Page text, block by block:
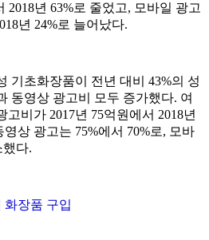
2018년 63%로 줄었고, 모바일 광고
년 24%로 늘어났다.
기초화장품이 전년 대비 43%의 성
동영상 광고비 모두 증가했다. 여
비가 2017년 75억원에서 2018년
상 광고는 75%에서 70%로, 모바
했다.
화장품 구입